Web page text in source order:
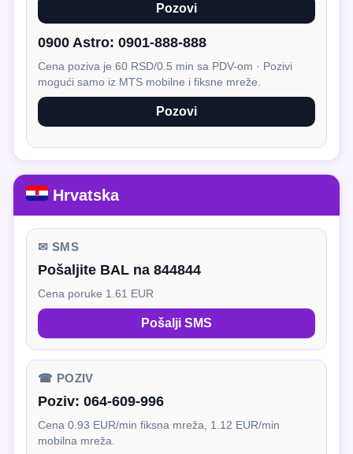
Pozovi
0900 Astro: 0901-888-888
Cena poziva je 60 RSD/0.5 min sa PDV-om · Pozivi
mogući samo iz MTS mobilne i fiksne mreže.
Pozovi
Hrvatska
✉ SMS
Pošaljite BAL na 844844
Cena poruke 1.61 EUR
Pošalji SMS
☎ POZIV
Poziv: 064-609-996
Cena 0.93 EUR/min fiksna mreža, 1.12 EUR/min
mobilna mreža.